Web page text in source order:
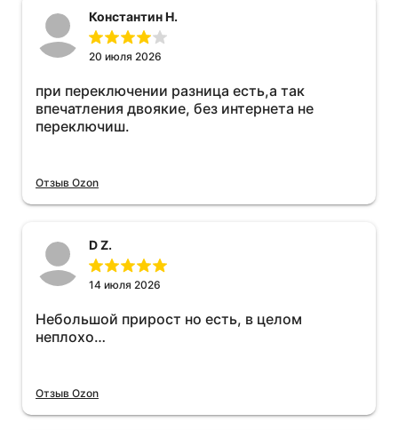
Константин Н.
20 июля 2026
при переключении разница есть,а так
впечатления двоякие, без интернета не
переключиш.
Отзыв Ozon
D Z.
14 июля 2026
Небольшой прирост но есть, в целом
неплохо…
Отзыв Ozon